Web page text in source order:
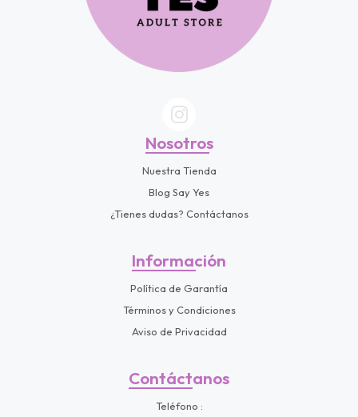
Nosotros
Nuestra Tienda
Blog Say Yes
¿Tienes dudas? Contáctanos
Información
Política de Garantía
Términos y Condiciones
Aviso de Privacidad
Contáctanos
Teléfono